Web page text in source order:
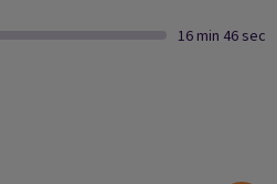
16 min 46 sec